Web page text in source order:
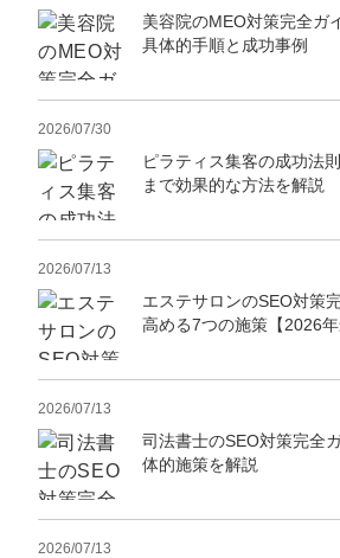
美容院のMEO対策完全ガ
具体的手順と成功事例
2026/07/30
ピラティス集客の成功法
まで効果的な方法を解説
2026/07/13
エステサロンのSEO対策
高める7つの施策【2026年
2026/07/13
司法書士のSEO対策完全
体的施策を解説
2026/07/13